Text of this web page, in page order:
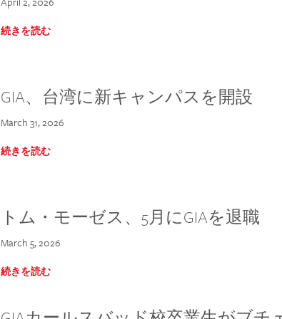
続きを読む
GIA、台湾に新キャンパスを開設
March 31, 2026
続きを読む
トム・モーゼス、5月にGIAを退職
March 5, 2026
続きを読む